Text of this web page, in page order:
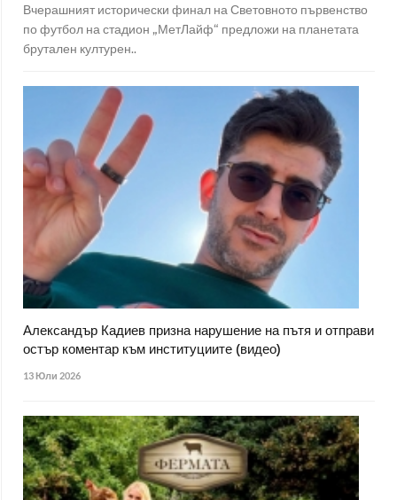
Вчерашният исторически финал на Световното първенство
по футбол на стадион „МетЛайф“ предложи на планетата
брутален културен..
Александър Кадиев призна нарушение на пътя и отправи
остър коментар към институциите (видео)
13 Юли 2026